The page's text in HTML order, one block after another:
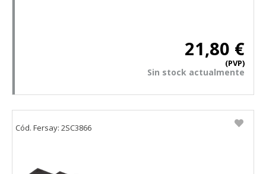
21,80 €
(PVP)
Sin stock actualmente
Cód. Fersay: 2SC3866